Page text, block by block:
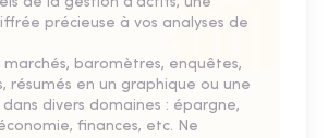
précieuse à vos analyses de
marchés, baromètres, enquêtes,
résumés en un graphique ou une
divers domaines : épargne,
finances, etc. Ne